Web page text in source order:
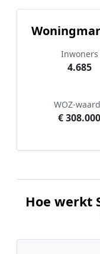
Inwoners
4.685
WOZ-
€ 308.000
Hoe werkt